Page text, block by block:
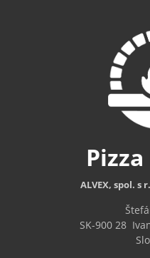
Pizza
ALVEX, spol. s
SK-900 28